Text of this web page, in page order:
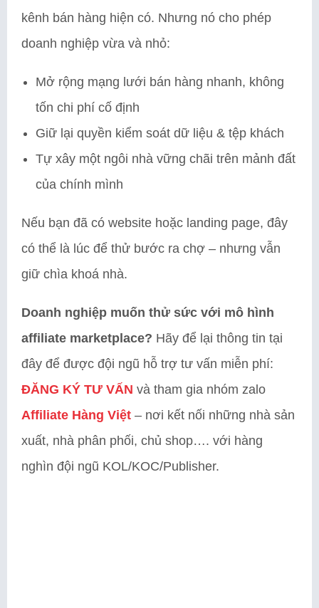
kênh bán hàng hiện có. Nhưng nó cho phép
doanh nghiệp vừa và nhỏ:
Mở rộng mạng lưới bán hàng nhanh, không
tốn chi phí cố định
Giữ lại quyền kiểm soát dữ liệu & tệp khách
Tự xây một ngôi nhà vững chãi trên mảnh đất
của chính mình
Nếu bạn đã có website hoặc landing page, đây
có thể là lúc để thử bước ra chợ – nhưng vẫn
giữ chìa khoá nhà.
Doanh nghiệp muốn thử sức với mô hình
affiliate marketplace? Hãy để lại thông tin tại
đây để được đội ngũ hỗ trợ tư vấn miễn phí:
ĐĂNG KÝ TƯ VẤN và tham gia nhóm zalo
Affiliate Hàng Việt – nơi kết nối những nhà sản
xuất, nhà phân phối, chủ shop…. với hàng
nghìn đội ngũ KOL/KOC/Publisher.